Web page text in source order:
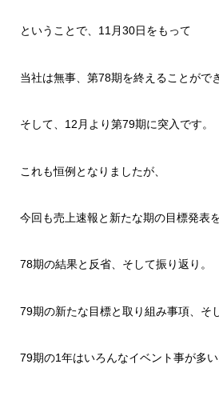
ということで、11月30日をもって
当社は無事、第78期を終えることがで
そして、12月より第79期に突入です。
これも恒例となりましたが、
今回も売上速報と新たな期の目標発表
78期の結果と反省、そして振り返り。
79期の新たな目標と取り組み事項、そ
79期の1年はいろんなイベント事が多い